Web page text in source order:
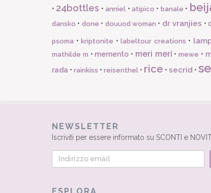
• 24bottles •anniel •atipico • banale •
dansko • done • douuod woman • dr vranjies •
psoma •kriptonite •labeltour creations •
mathilde m • memento • meri meri •mewe •
rada • rainkiss • reisenthel • rice • secrid •
NEWSLETTER
Iscriviti per essere informato su SCONTI e